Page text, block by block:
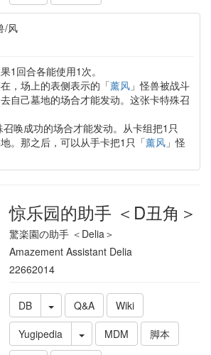
/风
回合各能使用1次。
，场上的表侧表示的「薰风」怪兽被战斗
自己墓地的场合才能发动。这张卡特殊召
唤成功的场合才能发动。从卡组把1只
。那之后，可以从手卡把1只「薰风」怪
惊乐园的助手 ＜D丑角＞
驚楽園の助手 ＜Delia＞
Amazement Assistant Delia
22662014
DB Q&A
Wiki
Yugipedia
MDM 脚本